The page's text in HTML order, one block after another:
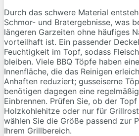
Durch das schwere Material
Schmor- und Bratergebnisse, was
längeren Garzeiten ohne häufiges
vorteilhaft ist. Ein passender
Feuchtigkeit im Topf, sodass
bleiben. Viele BBQ Töpfe haben
Innenfläche, die das Reinigen
Anhaften reduziert; gusseiserne
benötigen dagegen eine
Einbrennen. Prüfen Sie, ob der
Holzkohlehitze oder nur für
wählen Sie die Größe passend zur
Ihrem Grillbereich.